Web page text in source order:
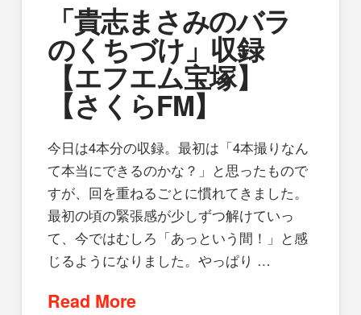
「貴志まさみのバラ
のくちづけ」収録
【エフエム宝塚】
【さくらFM】
今日は4本分の収録。最初は「4本撮りなん
て本当にできるのかな？」と思ったもので
すが、回を重ねるごとに慣れてきました。
最初の頃の緊張感が少しずつ解けていっ
て、今ではむしろ「あっという間！」と感
じるようになりました。やっぱり …
Read More